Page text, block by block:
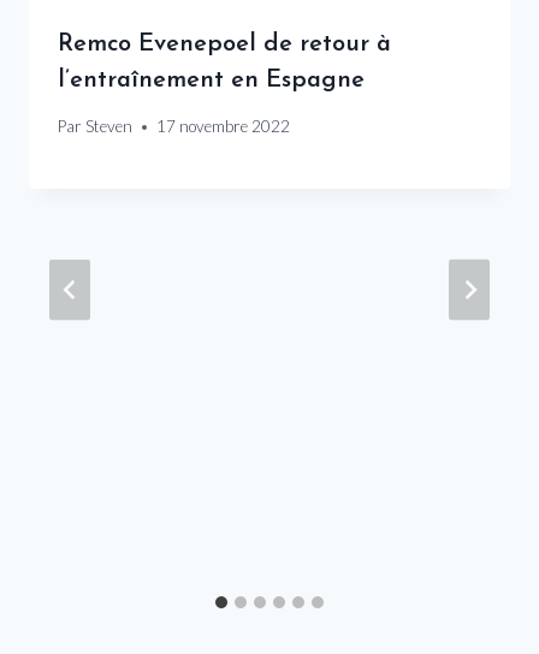
Remco Evenepoel de retour à
l’entraînement en Espagne
Par Steven 17 novembre 2022